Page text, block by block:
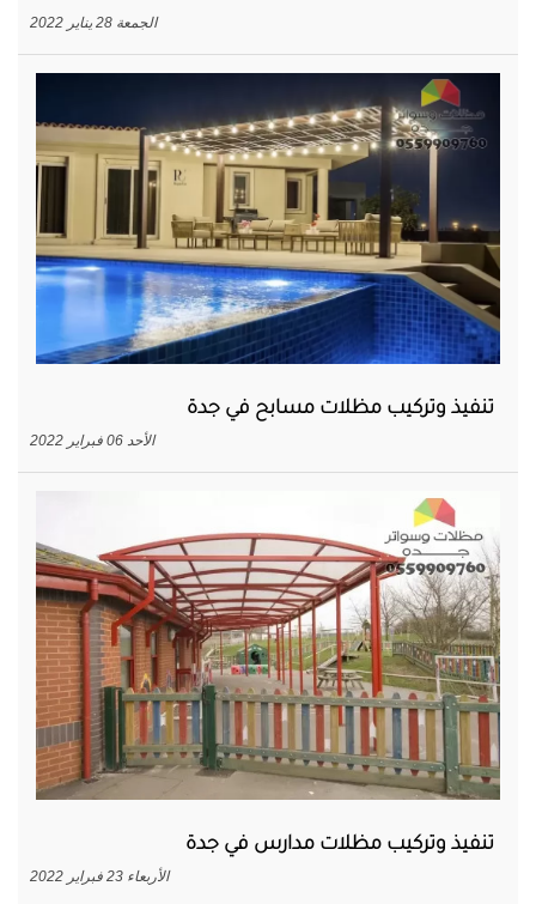
الجمعة 28 يناير 2022
تنفيذ وتركيب مظلات مسابح في جدة
الأحد 06 فبراير 2022
تنفيذ وتركيب مظلات مدارس في جدة
الأربعاء 23 فبراير 2022